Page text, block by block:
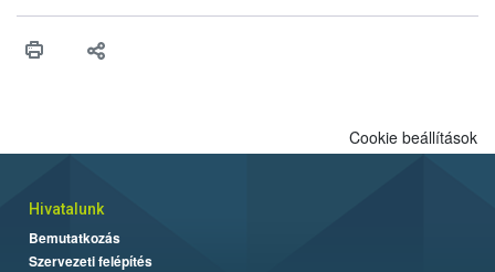
érésű szőlőkben is legyen lehetőség a károsító elleni további
felhasználók számára is elérhető és ökológiai termesztésben is
Cookie beállítások
Hivatalunk
Bemutatkozás
Szervezeti felépítés